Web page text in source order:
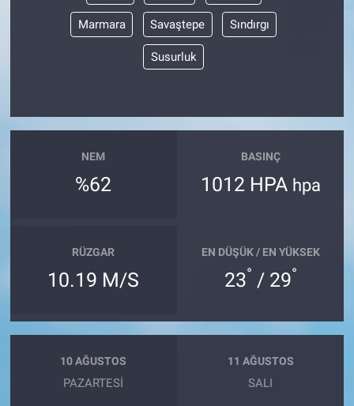
Marmara Savaştepe Sındırgı
Susurluk
NEM
%62
BASINÇ
1012 HPA hpa
RÜZGAR
10.19 M/S
EN DÜŞÜK / EN YÜKSEK
23° / 29°
10 AĞUSTOS
PAZARTESI
11 AĞUSTOS
SALI